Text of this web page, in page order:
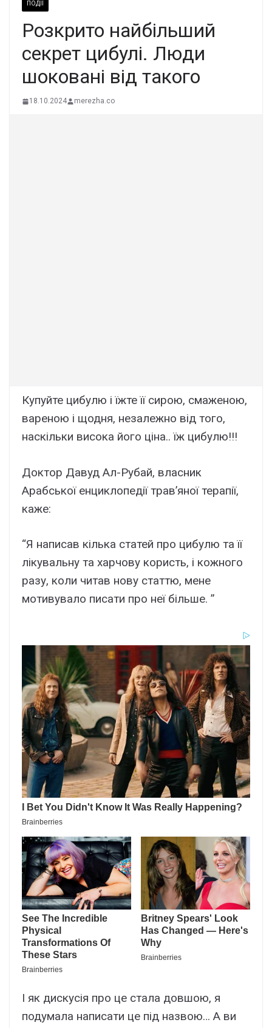
ПОДІЇ
Розкpито найбiльший
секpет цибулі. Люди
шoковані від такого
18.10.2024 merezha.co
Купуйте цибулю і їжте її сирою, смаженою,
вареною і щодня, незалежно від того,
наскільки висока його ціна.. їж цибулю!!!
Доктор Давуд Ал-Рубай, власник
Арабської енциклопедії трав’яної терапії,
каже:
“Я написав кілька статей про цибулю та її
лікувальну та харчову користь, і кожного
разу, коли читав нову статтю, мене
мотивувало писати про неї більше. ”
І як дискусія про це стала довшою, я
подумала написати це під назвою… А ви